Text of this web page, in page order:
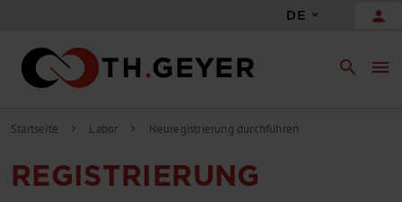
DE person
search menu
Startseite chevron_right Labor chevron_right Neuregistrierung durchführen
REGISTRIERUNG